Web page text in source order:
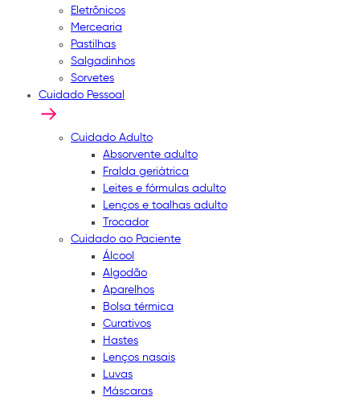
Eletrônicos
Mercearia
Pastilhas
Salgadinhos
Sorvetes
Cuidado Pessoal
Cuidado Adulto
Absorvente adulto
Fralda geriátrica
Leites e fórmulas adulto
Lenços e toalhas adulto
Trocador
Cuidado ao Paciente
Álcool
Algodão
Aparelhos
Bolsa térmica
Curativos
Hastes
Lenços nasais
Luvas
Máscaras